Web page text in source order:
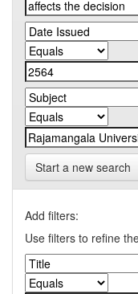
Start a new search
Add filters:
Use filters to refine